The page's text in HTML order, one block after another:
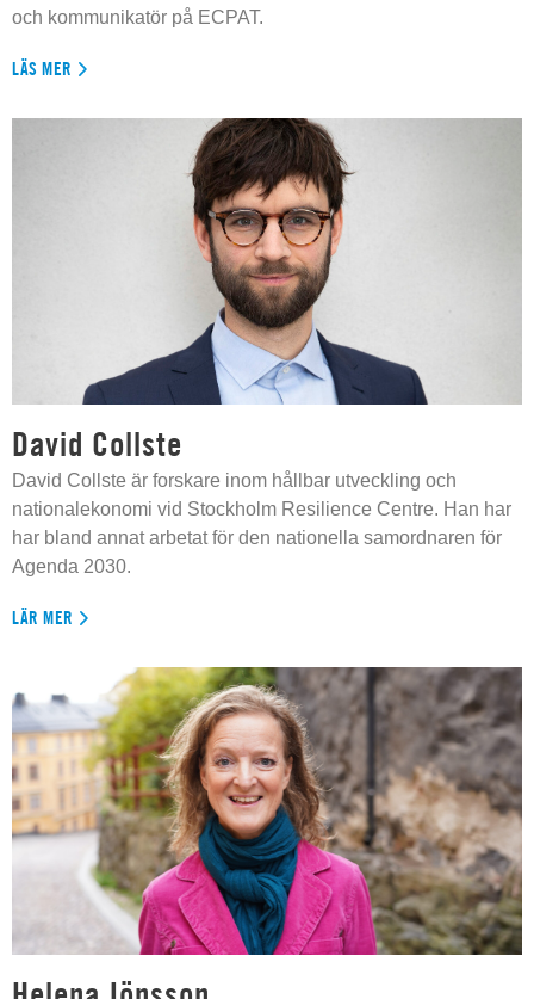
och kommunikatör på ECPAT.
LÄS MER
David Collste
David Collste är forskare inom hållbar utveckling och
nationalekonomi vid Stockholm Resilience Centre. Han har
har bland annat arbetat för den nationella samordnaren för
Agenda 2030.
LÄR MER